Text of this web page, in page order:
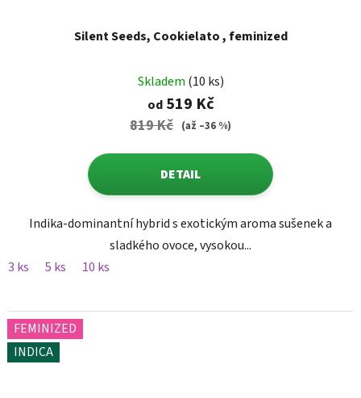
Silent Seeds, Cookielato , feminized
Skladem (10 ks)
od519 Kč
819 Kč (až –36 %)
DETAIL
Indika-dominantní hybrid s exotickým aroma sušenek a
sladkého ovoce, vysokou...
3 ks
5 ks 10 ks
FEMINIZED
INDICA